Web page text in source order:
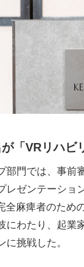
「VRリハビ
門では、事前
レゼンテーショ
全麻痺者のため
にわたり、起業
に挑戦した。